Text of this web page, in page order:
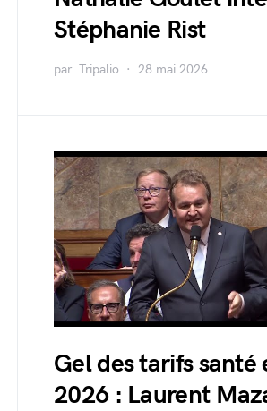
Stéphanie Rist
par Tripalio 28 mai 2026
Gel des tarifs santé
2026 : Laurent